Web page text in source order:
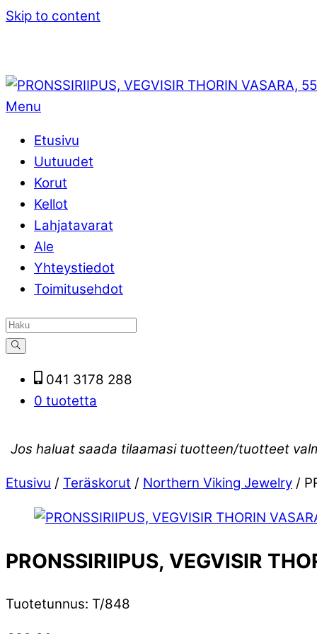
Skip to content
Menu
Etusivu
Uutuudet
Korut
Kellot
Lahjatavarat
Ale
Yhteystiedot
Toimitusehdot
041 3178 288
0 tuotetta
Jos haluat saada tilaamasi tuotteen/tuotteet
Etusivu / Teräskorut / Northern Viking Jewelry /
PRONSSIRIIPUS, VEGVISIR
Tuotetunnus: T/848